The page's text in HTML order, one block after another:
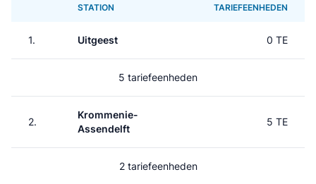
STATION TARIEFEENHEDEN
1. Uitgeest 0 TE
5 tariefeenheden
2.
Krommenie-
Assendelft
5 TE
2 tariefeenheden